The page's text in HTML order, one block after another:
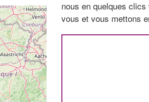
nous en quelques
vous et vous mettons